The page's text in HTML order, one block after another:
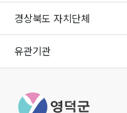
경상북도 자치단체
유관기관
영덕군청